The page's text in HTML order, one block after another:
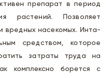
препарат в период
растений. Позволяет
вредных насекомых. Инта-
средством, которое
затраты труда на
комплексно борется с